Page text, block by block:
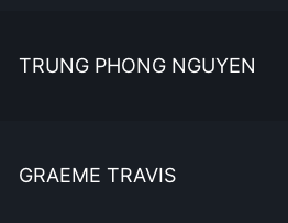
TRUNG PHONG NGUYEN
GRAEME TRAVIS